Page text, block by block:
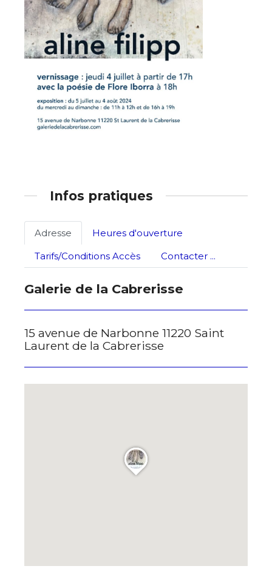
Prénom
Statut / Organisation
J'accepte lestermes et conditions
Adresse email*
Nom
Prénom
Statut / Organisation
Infos pratiques
Adresse
Heures d'ouverture
Tarifs/Conditions Accès
Contacter ...
Galerie de la Cabrerisse
15 avenue de Narbonne 11220 Saint
Laurent de la Cabrerisse